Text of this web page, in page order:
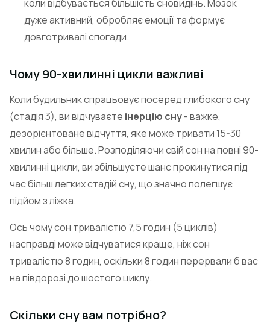
коли відбувається більшість сновидінь. Мозок
дуже активний, обробляє емоції та формує
довготривалі спогади.
Чому 90-хвилинні цикли важливі
Коли будильник спрацьовує посеред глибокого сну
(стадія 3), ви відчуваєте інерцію сну- важке,
дезорієнтоване відчуття, яке може тривати 15-30
хвилин або більше. Розподіляючи свій сон на повні 90-
хвилинні цикли, ви збільшуєте шанс прокинутися під
час більш легких стадій сну, що значно полегшує
підйом з ліжка.
Ось чому сон тривалістю 7,5 годин (5 циклів)
насправді може відчуватися краще, ніж сон
тривалістю 8 годин, оскільки 8 годин перервали б вас
на півдорозі до шостого циклу.
Скільки сну вам потрібно?